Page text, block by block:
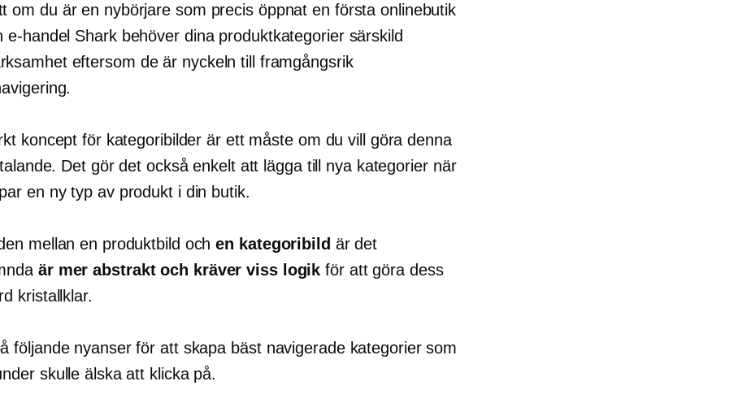
om du är en nybörjare som precis öppnat en första onlinebutik
e-handel Shark behöver dina produktkategorier särskild
eftersom de är nyckeln till framgångsrik
koncept för kategoribilder är ett måste om du vill göra denna
Det gör det också enkelt att lägga till nya kategorier när
en ny typ av produkt i din butik.
mellan en produktbild ochen kategoribild är det
är mer abstrakt och kräver viss logik för att göra dess
kristallklar.
följande nyanser för att skapa bäst navigeradekategorier som
skulle älska att klicka på.